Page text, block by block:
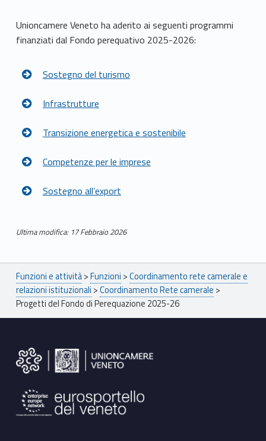
P
r
o
g
e
t
e
l
F
o
d
o
d
Unioncamere Veneto ha aderito ai seguenti programmi
finanziati dal Fondo perequativo 2025-2026:
Sostegno del turismo
Infrastrutture
Transizione energetica e sostenibile
Competenze per le imprese
Sostegno all’export
Ultima modifica: 17 Febbraio 2026
Skip back to main navigation
Breadcrumbs navigation
Funzioni e attività>Funzioni >Coordinamento rete camerale e
relazioni istituzionali >Coordinamento Rete camerale >
Progetti del Fondo di Perequazione 2025-26